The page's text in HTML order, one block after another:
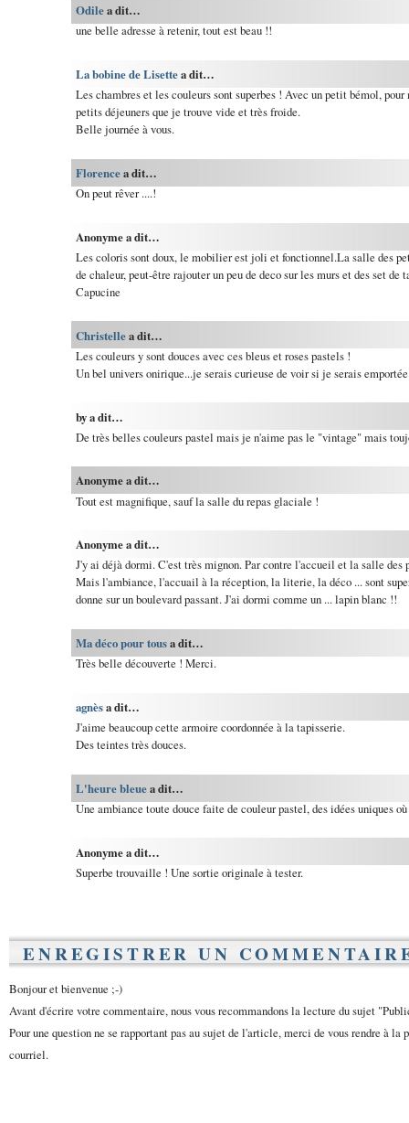
Odilea dit…
une belle adresse à retenir, tout est beau !!
La bobine de Lisettea dit…
Les chambres et les couleurs sont superbes ! Avec un petit bémol,
petits déjeuners que je trouve vide et très froide.
Belle journée à vous.
Florencea dit…
On peut rêver ....!
Anonyme a dit…
Les coloris sont doux, le mobilier est joli et fonctionnel.La salle des
de chaleur, peut-être rajouter un peu de deco sur les murs et des set de
Capucine
Christellea dit…
Les couleurs y sont douces avec ces bleus et roses pastels !
Un bel univers onirique...je serais curieuse de voir si je serais
by a dit…
De très belles couleurs pastel mais je n'aime pas le "vintage" mais
Anonyme a dit…
Tout est magnifique, sauf la salle du repas glaciale !
Anonyme a dit…
J'y ai déjà dormi. C'est très mignon. Par contre l'accueil et la salle des
Mais l'ambiance, l'accuail à la réception, la literie, la déco ... sont
donne sur un boulevard passant. J'ai dormi comme un ... lapin blanc !!
Ma déco pour tousa dit…
Très belle découverte ! Merci.
agnèsa dit…
J'aime beaucoup cette armoire coordonnée à la tapisserie.
Des teintes très douces.
L'heure bleuea dit…
Une ambiance toute douce faite de couleur pastel, des idées uniques
Anonyme a dit…
Superbe trouvaille ! Une sortie originale à tester.
ENREGISTRER UN
Bonjour et bienvenue ;-)
Avant d'écrire votre commentaire, nous vous recommandons la lecture du sujet
Pour une question ne se rapportant pas au sujet de l'article, merci de vous rendre à la
courriel.